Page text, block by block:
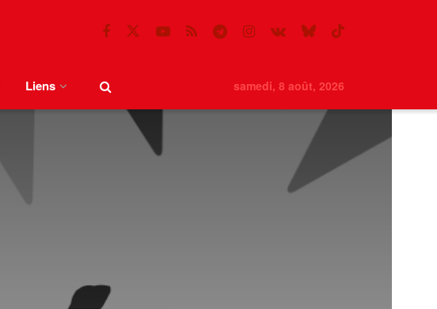
Liens samedi, 8 août, 2026